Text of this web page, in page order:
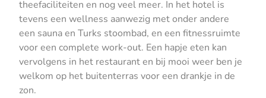
theefaciliteiten en nog veel meer. In het hotel is
tevens een wellness aanwezig met onder andere
een sauna en Turks stoombad, en een fitnessruimte
voor een complete work-out. Een hapje eten kan
vervolgens in het restaurant en bij mooi weer ben je
welkom op het buitenterras voor een drankje in de
zon.